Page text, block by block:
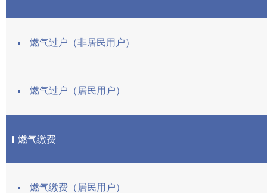
燃气过户（非居民用户）
燃气过户（居民用户）
燃气缴费
燃气缴费（居民用户）